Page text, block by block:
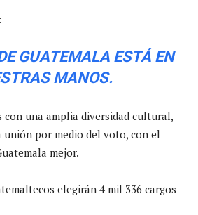
GUATEMALA ESTÁ EN
MANOS.
con una amplia diversidad cultural,
por medio del voto, con el
mejor.
elegirán 4 mil 336 cargos